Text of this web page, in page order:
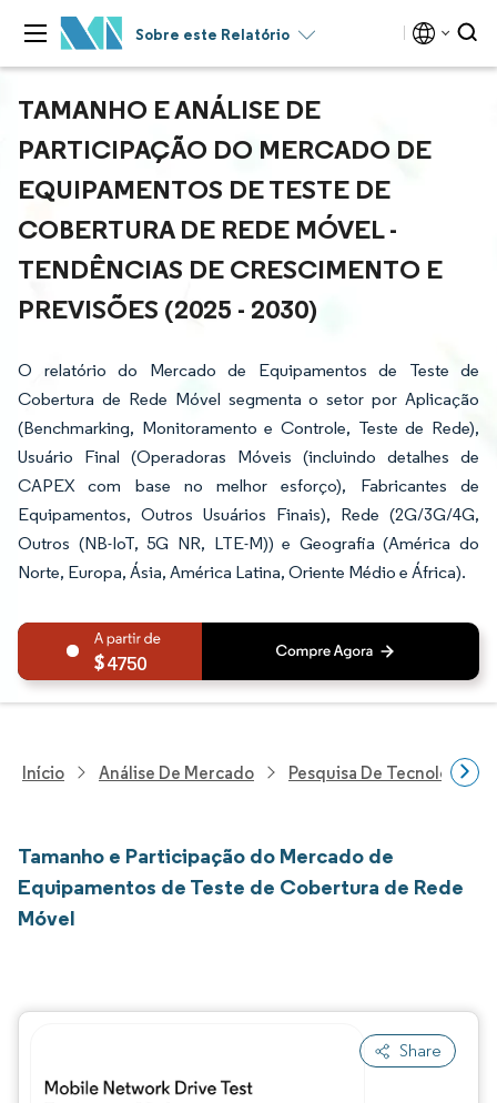
Sobre este Relatório
TAMANHO E ANÁLISE DE
PARTICIPAÇÃO DO MERCADO DE
EQUIPAMENTOS DE TESTE DE
COBERTURA DE REDE MÓVEL -
TENDÊNCIAS DE CRESCIMENTO E
PREVISÕES (2025 - 2030)
O relatório do Mercado de Equipamentos de Teste de
Cobertura de Rede Móvel segmenta o setor por Aplicação
(Benchmarking, Monitoramento e Controle, Teste de Rede),
Usuário Final (Operadoras Móveis (incluindo detalhes de
CAPEX com base no melhor esforço), Fabricantes de
Equipamentos, Outros Usuários Finais), Rede (2G/3G/4G,
Outros (NB-IoT, 5G NR, LTE-M)) e Geografia (América do
Norte, Europa, Ásia, América Latina, Oriente Médio e África).
4750
Início Análise De Mercado Pesquisa De Tecnologia,
Tamanho e Participação do Mercado de
Equipamentos de Teste de Cobertura de Rede
Móvel
Share